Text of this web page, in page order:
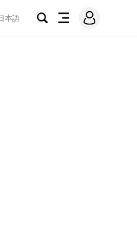
本語
검
전
메
그